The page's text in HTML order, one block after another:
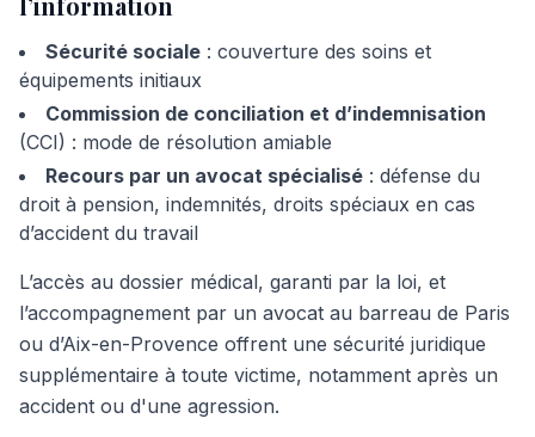
Sécurité sociale : couverture des soins et
équipements initiaux
Commission de conciliation et d’indemnisation
(CCI) : mode de résolution amiable
Recours par un avocat spécialisé : défense du
droit à pension, indemnités, droits spéciaux en cas
d’accident du travail
L’accès au dossier médical, garanti par la loi, et
l’accompagnement par un avocat au barreau de Paris
ou d’Aix-en-Provence offrent une sécurité juridique
supplémentaire à toute victime, notamment après un
accident ou d'une agression.